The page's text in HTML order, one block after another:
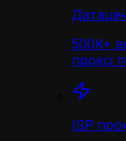
500K+
проксі
ISP